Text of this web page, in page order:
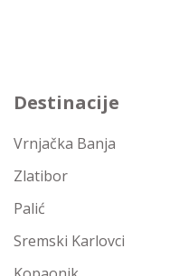
Destinacije
Vrnjačka Banja
Zlatibor
Palić
Sremski Karlovci